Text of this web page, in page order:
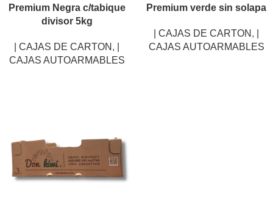
Premium Negra c/tabique
divisor 5kg
| CAJAS DE CARTON ,
CAJAS AUTOARMABLES
Premium verde sin solapa
| CAJAS DE CARTON ,
CAJAS AUTOARMABLES